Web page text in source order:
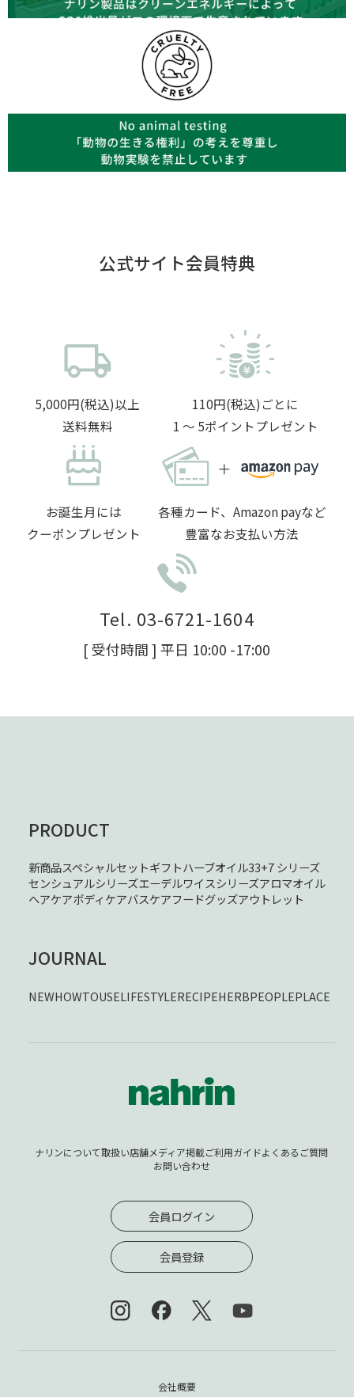
公式サイト会員特典
5,000円(税込)以上
送料無料
110円(税込)ごとに
1 〜 5ポイントプレゼント
お誕生月には
クーポンプレゼント
各種カード、Amazon payなど
豊富なお支払い方法
Tel. 03-6721-1604
[ 受付時間 ] 平日 10:00 -17:00
PRODUCT
新商品スペシャルセットギフトハーブオイル33+7 シリーズ
センシュアルシリーズエーデルワイスシリーズアロマオイル
ヘアケアボディケアバスケアフードグッズアウトレット
JOURNAL
NEWHOWTOUSELIFESTYLERECIPEHERBPEOPLEPLACE
ナリンについて取扱い店舗メディア掲載ご利用ガイドよくあるご質問
お問い合わせ
会員ログイン
会員登録
会社概要